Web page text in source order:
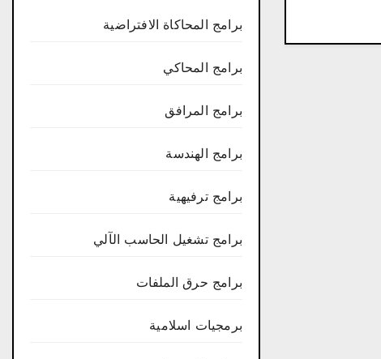
برامج المحاكاة الافتراضية
برامج المحاكي
برامج المرافق
برامج الهندسة
برامج ترفيهية
برامج تشغيل الحاسب الآلي
برامج حرق الملفات
برمجيات اسلامية